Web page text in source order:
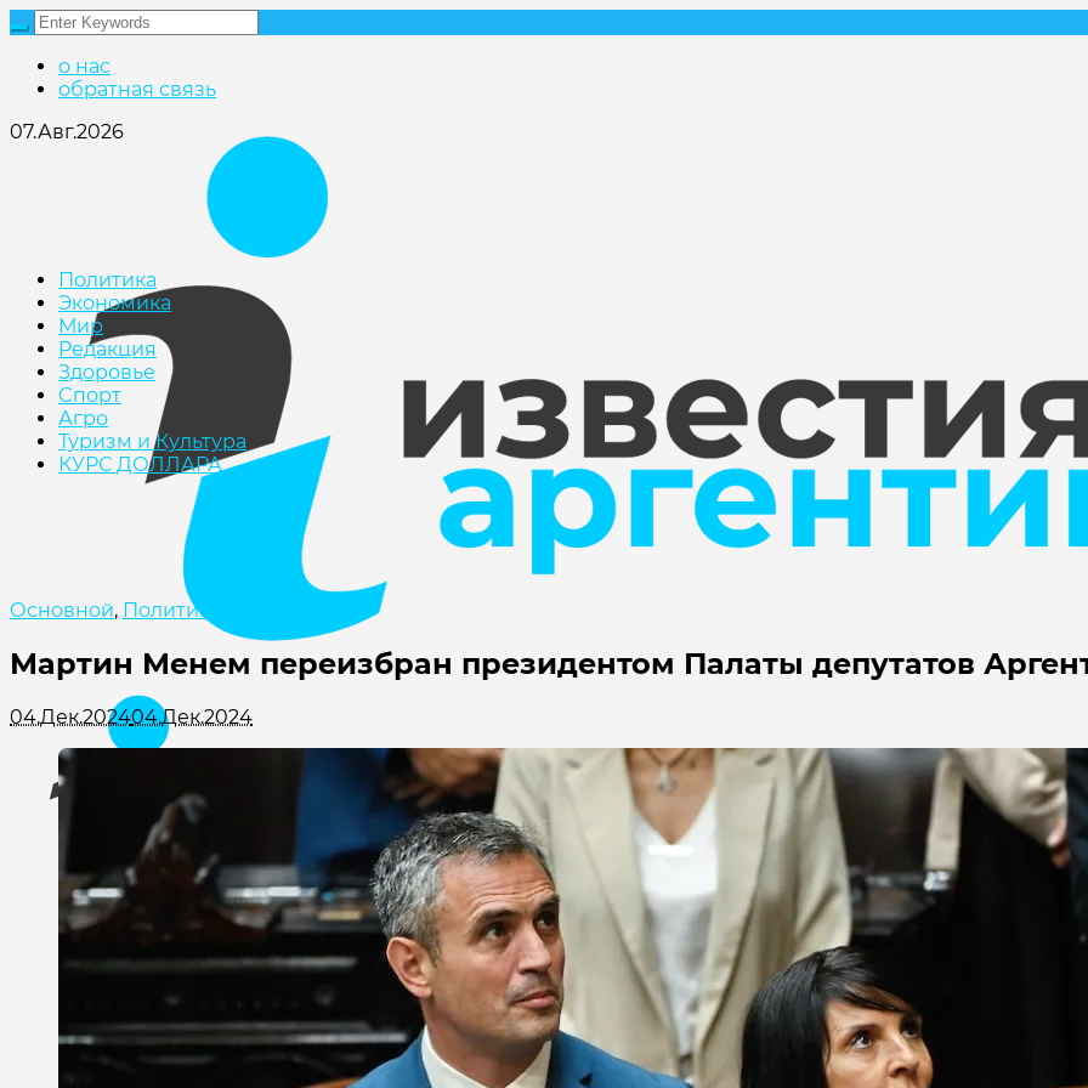
о нас
обратная связь
07.Авг.2026
Политика
Экономика
Мир
Редакция
Здоровье
Cпорт
Агро
Туризм и Культура
КУРС ДОЛЛАРА
Основной, Политика
Мартин Менем переизбран президентом Палаты депутатов
04.Дек.202404.Дек.2024